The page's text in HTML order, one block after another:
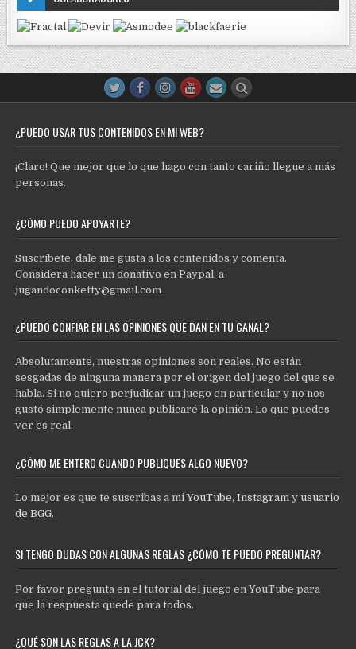
¿PUEDO USAR TUS CONTENIDOS EN MI WEB?
¡Claro! Que mejor que lo que hago con tanto cariño llegue a más
personas.
¿CÓMO PUEDO APOYARTE?
Suscríbete, dale me gusta a los contenidos y comenta.
Considera hacer un donativo en Paypal a
jugandoconketty@gmail.com
¿PUEDO CONFIAR EN LAS OPINIONES QUE DAN EN TU CANAL?
Absolutamente, nuestras opiniones son reales. No están
sesgadas de ninguna manera por el origen del juego del que se
habla. Si no quiero perjudicar un juego en particular y no nos
gustó simplemente nunca publicaré la opinión. Lo que puedes
ver es real.
¿CÓMO ME ENTERO CUANDO PUBLIQUES ALGO NUEVO?
Lo mejor es que te suscribas a miYouTube,Instagram y usuario
de BGG.
SI TENGO DUDAS CON ALGUNAS REGLAS ¿CÓMO TE PUEDO PREGUNTAR?
Por favor pregunta en el tutorial del juego en YouTube para
que la respuesta quede para todos.
¿QUÉ SON LAS REGLAS A LA JCK?